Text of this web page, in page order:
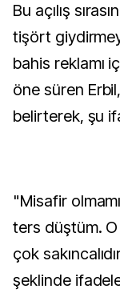
Bu açılış
tişört
bahis reklamı
öne süren Erbil,
belirterek, şu
"Misafir
ters düştüm.
çok
şeklinde